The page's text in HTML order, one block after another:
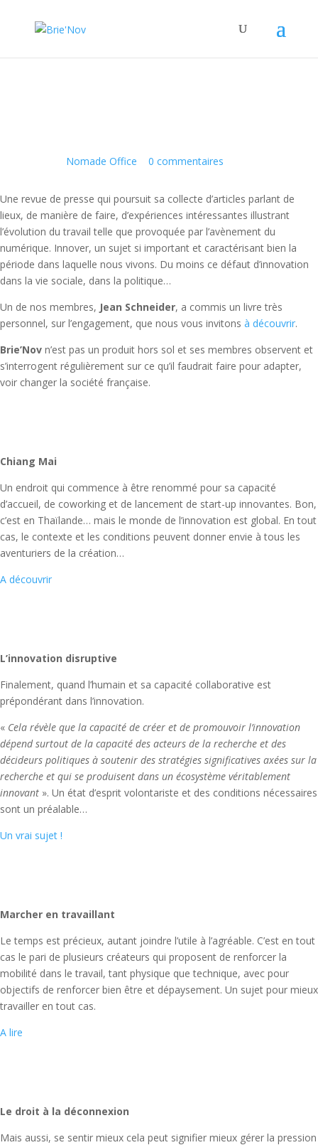
Nomade Office 0 commentaires
Une revue de presse qui poursuit sa collecte d’articles parlant de
lieux, de manière de faire, d’expériences intéressantes illustrant
l’évolution du travail telle que provoquée par l’avènement du
numérique. Innover, un sujet si important et caractérisant bien la
période dans laquelle nous vivons. Du moins ce défaut d’innovation
dans la vie sociale, dans la politique…
Un de nos membres, Jean Schneider, a commis un livre très
personnel, sur l’engagement, que nous vous invitons à découvrir.
Brie’Nov n’est pas un produit hors sol et ses membres observent et
s’interrogent régulièrement sur ce qu’il faudrait faire pour adapter,
voir changer la société française.
Chiang Mai
Un endroit qui commence à être renommé pour sa capacité
d’accueil, de coworking et de lancement de start-up innovantes. Bon,
c’est en Thaïlande… mais le monde de l’innovation est global. En tout
cas, le contexte et les conditions peuvent donner envie à tous les
aventuriers de la création…
A découvrir
L’innovation disruptive
Finalement, quand l’humain et sa capacité collaborative est
prépondérant dans l’innovation.
« Cela révèle que la capacité de créer et de promouvoir l’innovation
dépend surtout de la capacité des acteurs de la recherche et des
décideurs politiques à soutenir des stratégies significatives axées sur la
recherche et qui se produisent dans un écosystème véritablement
innovant ». Un état d’esprit volontariste et des conditions nécessaires
sont un préalable…
Un vrai sujet !
Marcher en travaillant
Le temps est précieux, autant joindre l’utile à l’agréable. C’est en tout
cas le pari de plusieurs créateurs qui proposent de renforcer la
mobilité dans le travail, tant physique que technique, avec pour
objectifs de renforcer bien être et dépaysement. Un sujet pour mieux
travailler en tout cas.
A lire
Le droit à la déconnexion
Mais aussi, se sentir mieux cela peut signifier mieux gérer la pression